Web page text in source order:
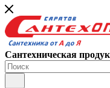
Сантехническая